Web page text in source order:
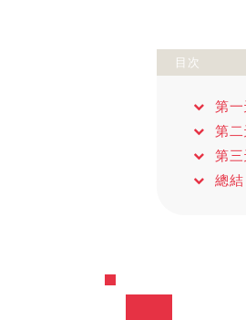
目次
第一
第二
第三
總結